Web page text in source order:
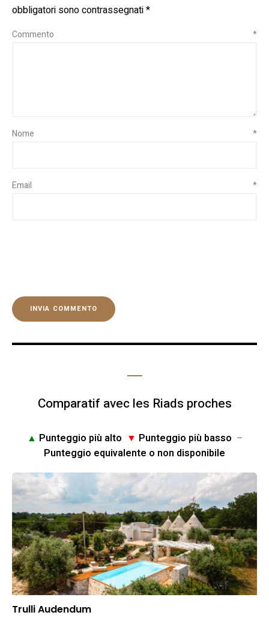
obbligatori sono contrassegnati*
Commento *
Nome *
Email *
Comparatif avec les Riads proches
▲ Punteggio più alto ▼ Punteggio più basso –
Punteggio equivalente o non disponibile
Trulli Audendum